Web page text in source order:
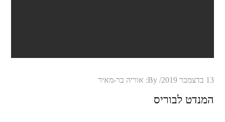
Posted
13 בדצמבר 2019 By: אוריה בר-מאיר
המנדט לבוריס